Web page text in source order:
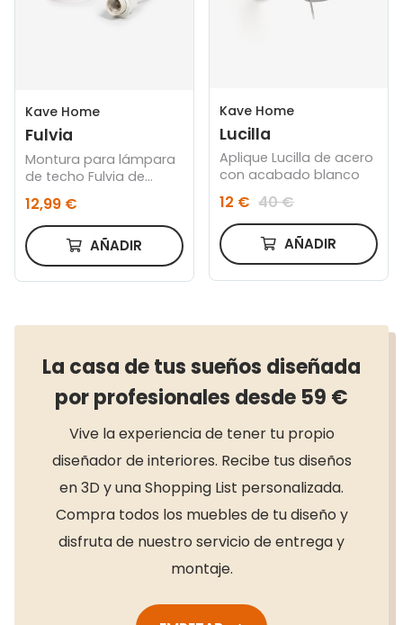
Kave Home
Fulvia
Montura para lámpara
de techo Fulvia de
blanco
12,99 €
AÑADIR
Kave Home
Lucilla
Aplique Lucilla de acero
con acabado blanco
12 € 40 €
AÑADIR
La casa de tus sueños diseñada
por profesionales desde 59 €
Vive la experiencia de tener tu propio
diseñador de interiores. Recibe tus diseños
en 3D y una Shopping List personalizada.
Compra todos los muebles de tu diseño y
disfruta de nuestro servicio de entrega y
montaje.